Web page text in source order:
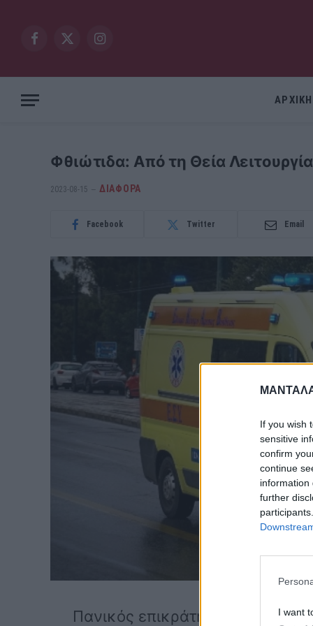
If you wish
sensitive
confirm
continue
information
further
I want
Facebook
X
Instagram
ΑΡΧΙΚΗ
Φθιώτιδα: Από τη Θεία
2023-08-15 ΔΙΆΦΟΡΑ
Facebook Twitter Email
Πανικός επικράτησε στο